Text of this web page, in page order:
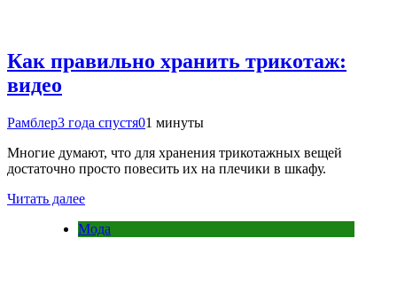
Как правильно хранить трикотаж:
видео
Рамблер3 года спустя01 минуты
Многие думают, что для хранения трикотажных вещей
достаточно просто повесить их на плечики в шкафу.
Читать далее
Мода